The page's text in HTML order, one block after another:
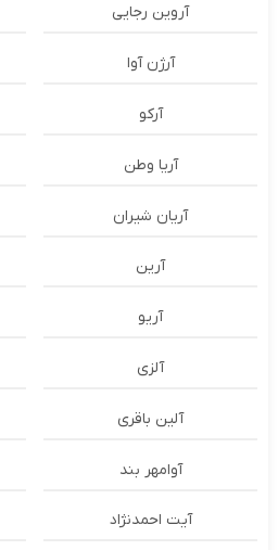
آروین رجایی
آرژن آوا
آرکو
آریا وطن
آریان شیران
آرین
آریو
آلزی
آلین باقری
آوامهر بند
آیت احمدنژاد